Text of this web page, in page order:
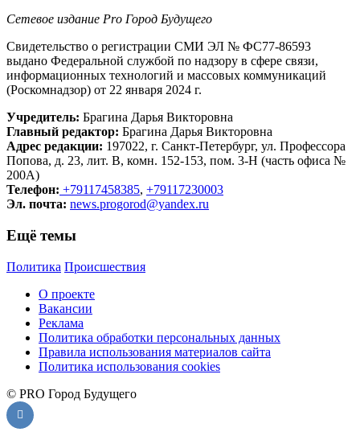
Сетевое издание Рrо Город Будущего
Свидетельство о регистрации СМИ ЭЛ № ФС77-86593
выдано Федеральной службой по надзору в сфере связи,
информационных технологий и массовых коммуникаций
(Роскомнадзор) от 22 января 2024 г.
Учредитель: Брагина Дарья Викторовна
Главный редактор: Брагина Дарья Викторовна
Адрес редакции: 197022, г. Санкт-Петербург, ул. Профессора
Попова, д. 23, лит. В, комн. 152-153, пом. 3-Н (часть офиса №
200А)
Телефон: +79117458385, +79117230003
Эл. почта: news.progorod@yandex.ru
Ещё темы
Политика Происшествия
О проекте
Вакансии
Реклама
Политика обработки персональных данных
Правила использования материалов сайта
Политика использования cookies
© PRO Город Будущего